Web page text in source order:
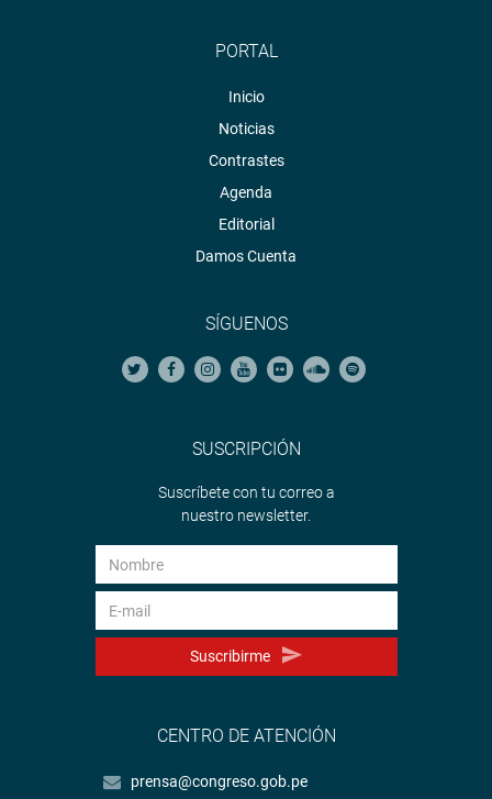
PORTAL
Inicio
Noticias
Contrastes
Agenda
Editorial
Damos Cuenta
SÍGUENOS
SUSCRIPCIÓN
Suscríbete con tu correo a
nuestro newsletter.
Suscribirme
CENTRO DE ATENCIÓN
prensa@congreso.gob.pe